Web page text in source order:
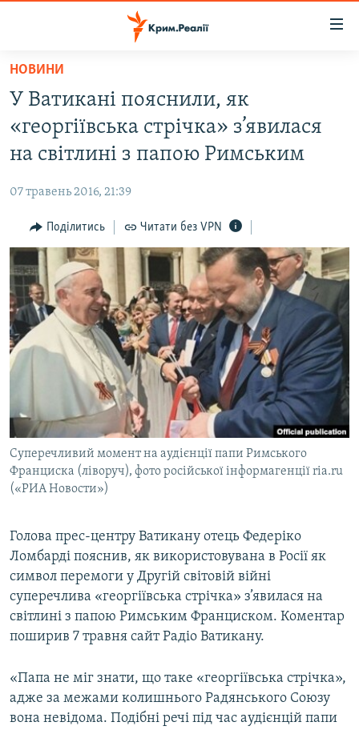
Перейти
основного
матеріалу
Перейти
до
основної
навігації
Перейти
до
пошуку
ВІДЕО ТА ФОТО
БЛОГИ
ПОГЛЯД
ІНТЕРВ'Ю
ВСЕ ЗА ДЕНЬ
СПЕЦПРОЕКТИ
ДЕПОРТАЦІЯ
ВІДЕОУРОКИ «ELIFBE»
СВІДЧЕННЯ ОКУПАЦІЇ
УКРАЇНСЬКА ПРОБЛЕМА КРИМУ
ІНФОГРАФІКА
ЯК ОБІЙТИ БЛОКУВАННЯ
Qırımtatar
ДОЛУЧАЙСЯ!
Усі сайти RFE/RL
НОВИНИ
У Ватикані пояснили, як
«георгіївська стрічка» з’явилася
на світлині з папою Римським
07 травень 2016, 21:39
Поділитись Читати без VPN
Суперечливий момент на аудієнції папи Римського
Франциска (ліворуч), фото російської інформагенції ria.ru
(«РИА Новости»)
Голова прес-центру Ватикану отець Федеріко
Ломбарді пояснив, як використовувана в Росії як
символ перемоги у Другій світовій війні
суперечлива «георгіївська стрічка» з’явилася на
світлині з папою Римським Франциском. Коментар
поширив 7 травня сайт Радіо Ватикану.
«Папа не міг знати, що таке «георгіївська стрічка»,
адже за межами колишнього Радянського Союзу
вона невідома. Подібні речі під час аудієнцій папи